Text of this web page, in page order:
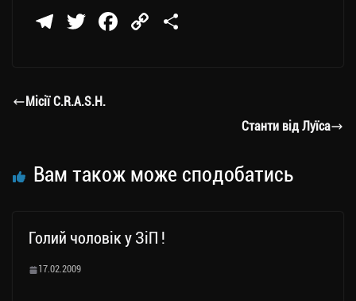
Te
a
T
er
Fa
C
Місії C.R.A.S.H.
Станти від Луїса
Вам також може сподобатись
Голий чоловік у ЗіП !
17.02.2009